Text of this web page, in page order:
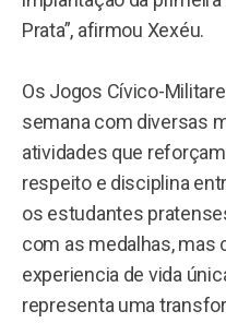
Prata”, afirmou Xexéu.
Os Jogos Cívico-
semana com diversas
atividades que
respeito e disciplina
os estudantes
com as medalhas, mas
experiencia de vida
representa uma